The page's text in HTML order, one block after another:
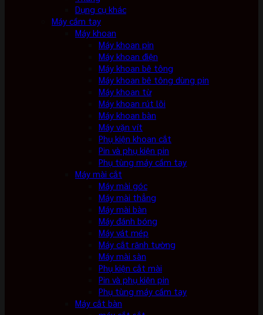
Dụng cụ khác
Máy cầm tay
Máy khoan
Máy khoan pin
Máy khoan điện
Máy khoan bê tông
Máy khoan bê tông dùng pin
Máy khoan từ
Máy khoan rút lõi
Máy khoan bàn
Máy vặn vít
Phụ kiện khoan cắt
Pin và phụ kiện pin
Phụ tùng máy cầm tay
Máy mài cắt
Máy mài góc
Máy mài thẳng
Máy mài bàn
Máy đánh bóng
Máy vát mép
Máy cắt rãnh tường
Máy mài sàn
Phụ kiện cắt mài
Pin và phụ kiện pin
Phụ tùng máy cầm tay
Máy cắt bàn